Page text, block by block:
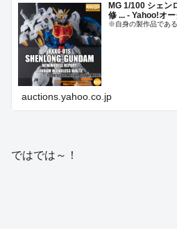
MG 1/100 シェン
修 ... - Yahoo!オ
※自身の製作品であ
auctions.yahoo.co.jp
ではでは～！